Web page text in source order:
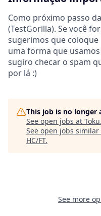
Como próximo passo
(TestGorilla). Se você
sugerimos que
uma forma que
sugiro checar o spam
por lá :)
This job is no longer
See open jobs at Toku.
See open jobs similar
HC/FT.
See more